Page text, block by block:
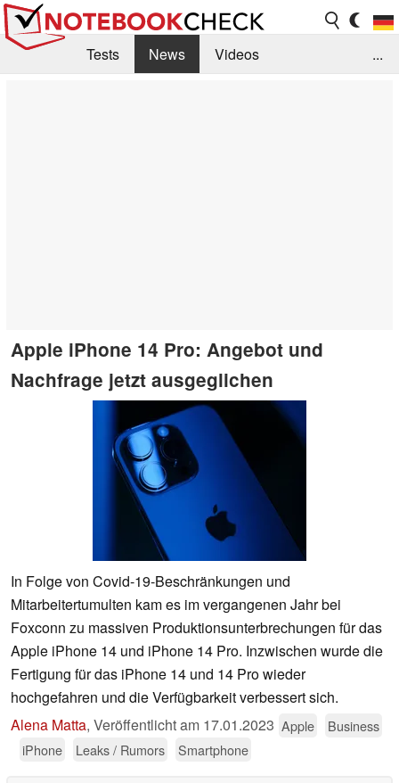
Tests News
Videos
...
Apple iPhone 14 Pro: Angebot und
Nachfrage jetzt ausgeglichen
In Folge von Covid-19-Beschränkungen und
Mitarbeitertumulten kam es im vergangenen Jahr bei
Foxconn zu massiven Produktionsunterbrechungen für das
Apple iPhone 14 und iPhone 14 Pro. Inzwischen wurde die
Fertigung für das iPhone 14 und 14 Pro wieder
hochgefahren und die Verfügbarkeit verbessert sich.
Alena Matta, Veröffentlicht am 17.01.2023 Apple
Business
iPhone
Leaks / Rumors Smartphone